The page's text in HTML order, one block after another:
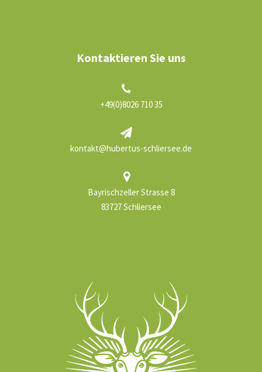
Kontaktieren Sie uns
+49(0)8026 710 35
kontakt@hubertus-schliersee.de
Bayrischzeller Strasse 8
83727 Schliersee